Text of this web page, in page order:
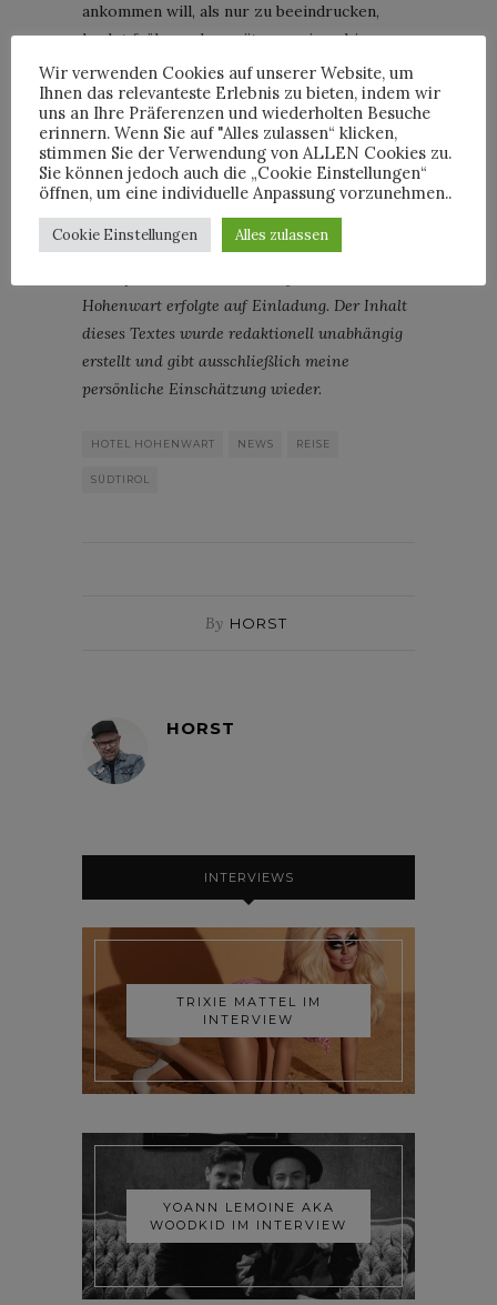
ankommen will, als nur zu beeindrucken,
landet früher oder später sowieso hier
oben – zwischen Traube, Latschenkiefer und
einem ganz leisen Stolz, der keine Hashtags
braucht.
Hotel Hohenwart ; Adresse:
Verdinserstraße, 5, 39017 Schenna,
Autonome Provinz Bozen – Südtirol, Italien.
Hohenwart erfolgte auf Einladung. Der Inhalt
dieses Textes wurde redaktionell unabhängig
erstellt und gibt ausschließlich meine
persönliche Einschätzung wieder.
HOTEL HOHENWART NEWS REISE
SÜDTIROL
By HORST
HORST
INTERVIEWS
TRIXIE MATTEL IM
INTERVIEW
YOANN LEMOINE AKA
WOODKID IM INTERVIEW
Wir verwenden Cookies auf unserer Website, um
Ihnen das relevanteste Erlebnis zu bieten, indem wir
uns an Ihre Präferenzen und wiederholten Besuche
erinnern. Wenn Sie auf "Alles zulassen“ klicken,
stimmen Sie der Verwendung von ALLEN Cookies zu.
Sie können jedoch auch die „Cookie Einstellungen“
öffnen, um eine individuelle Anpassung vorzunehmen..
Cookie Einstellungen Alles zulassen